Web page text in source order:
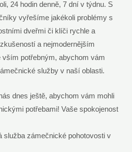
24 hodin denně, 7 dní ⁢v týdnu.⁢ S
vyřešíme jakékoli⁢ problémy s‌
dveřmi ‌či klíči ‍rychle a​
a nejmodernějším
potřebným, abychom vám
⁤služby ⁤v naší oblasti.
dnes⁢ ještě, abychom vám mohli
potřebami! Vaše​ spokojenost​